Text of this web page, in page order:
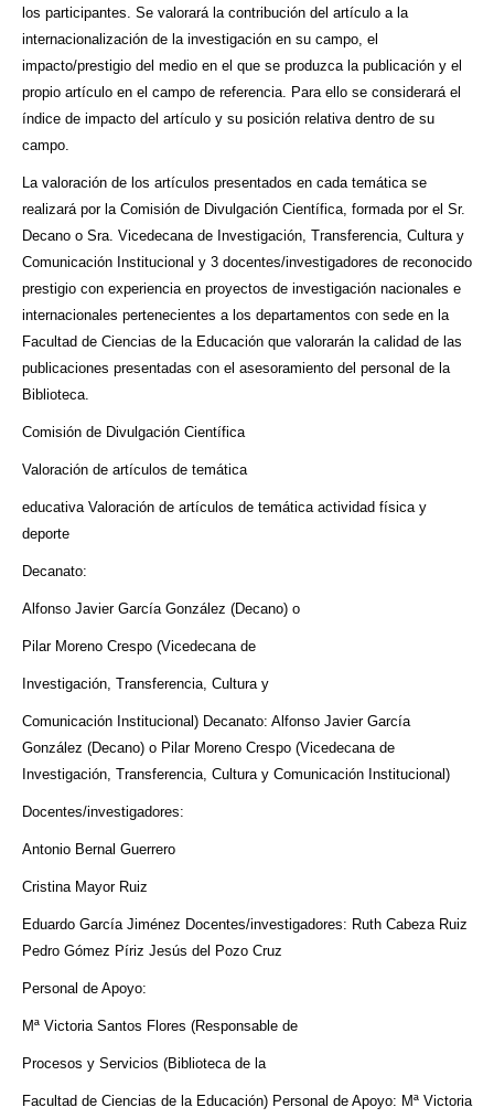
los participantes. Se valorará la contribución del artículo a la
internacionalización de la investigación en su campo, el
impacto/prestigio del medio en el que se produzca la publicación y el
propio artículo en el campo de referencia. Para ello se considerará el
índice de impacto del artículo y su posición relativa dentro de su
campo.
La valoración de los artículos presentados en cada temática se
realizará por la Comisión de Divulgación Científica, formada por el Sr.
Decano o Sra. Vicedecana de Investigación, Transferencia, Cultura y
Comunicación Institucional y 3 docentes/investigadores de reconocido
prestigio con experiencia en proyectos de investigación nacionales e
internacionales pertenecientes a los departamentos con sede en la
Facultad de Ciencias de la Educación que valorarán la calidad de las
publicaciones presentadas con el asesoramiento del personal de la
Biblioteca.
Comisión de Divulgación Científica
Valoración de artículos de temática
educativa Valoración de artículos de temática actividad física y
deporte
Decanato:
Alfonso Javier García González (Decano) o
Pilar Moreno Crespo (Vicedecana de
Investigación, Transferencia, Cultura y
Comunicación Institucional) Decanato: Alfonso Javier García
González (Decano) o Pilar Moreno Crespo (Vicedecana de
Investigación, Transferencia, Cultura y Comunicación Institucional)
Docentes/investigadores:
Antonio Bernal Guerrero
Cristina Mayor Ruiz
Eduardo García Jiménez Docentes/investigadores: Ruth Cabeza Ruiz
Pedro Gómez Píriz Jesús del Pozo Cruz
Personal de Apoyo:
Mª Victoria Santos Flores (Responsable de
Procesos y Servicios (Biblioteca de la
Facultad de Ciencias de la Educación) Personal de Apoyo: Mª Victoria